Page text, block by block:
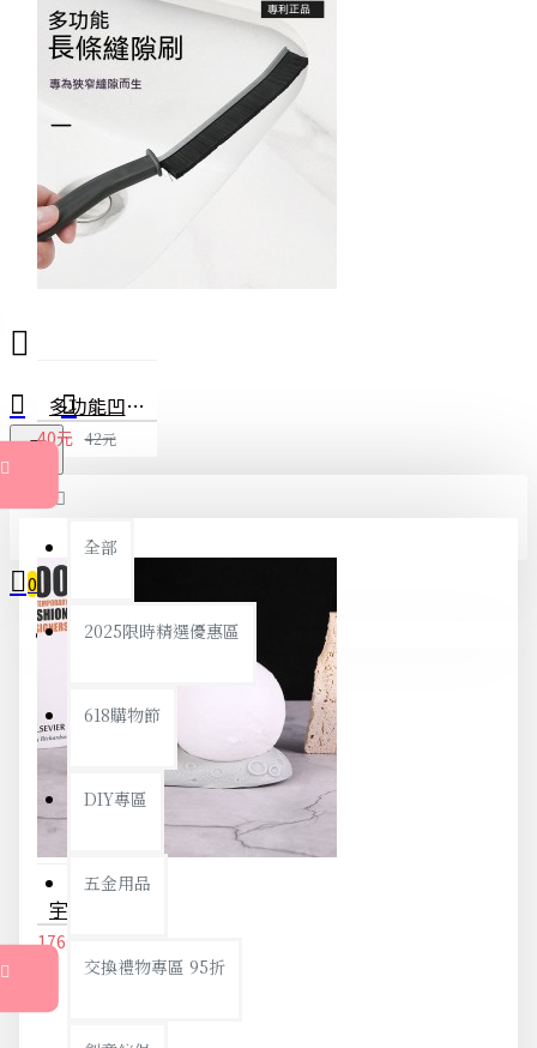
全部
2025限時精選優惠區
618購物節
DIY專區
五金用品
交換禮物專區 95折
0
您的購物車內沒有商品！
多功能凹槽清潔刷 縫隙刷 窗戶凹槽水槽清潔 清理灰塵 小刷子
40元 42元
176元